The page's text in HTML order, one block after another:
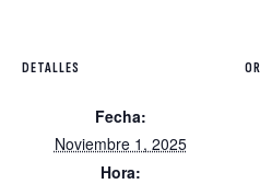
DETALLES
Fecha:
Noviembre 1, 2025
Hora: